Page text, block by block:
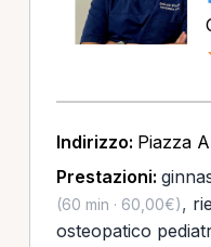
Indirizzo: Piazza
Prestazioni:
(60 min · 60,00€),
osteopatico